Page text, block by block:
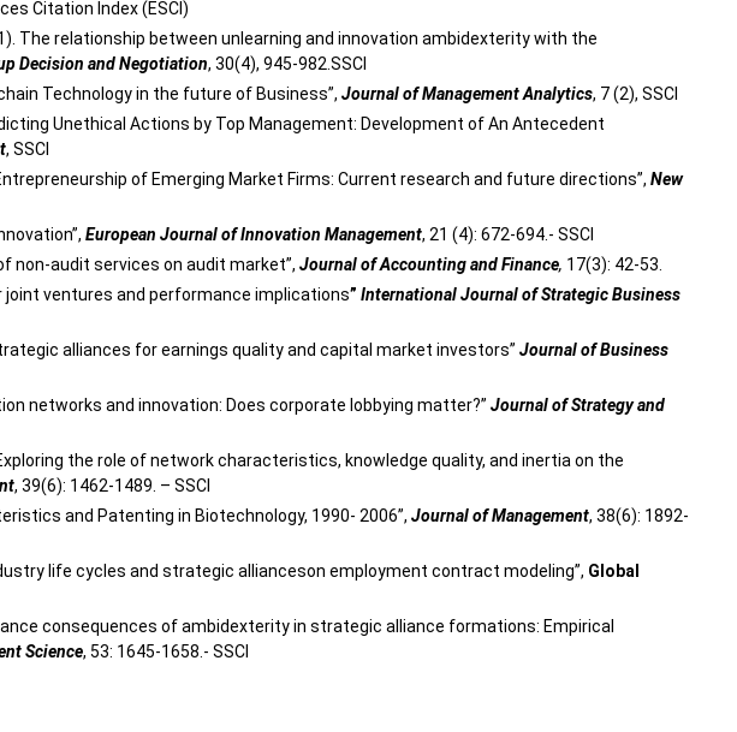
Citation Index (ESCI)
The relationship between unlearning and innovation ambidexterity with the
Decision and Negotiation, 30(4), 945-982.SSCI
Technology in the future of Business”, Journal of Management Analytics, 7 (2), SSCI
Unethical Actions by Top Management: Development of An Antecedent
, SSCI
of Emerging Market Firms: Current research and future directions”, New
European Journal of Innovation Management, 21 (4): 672-694.- SSCI
non-audit services on audit market”, Journal of Accounting and Finance, 17(3): 42-53.
joint ventures and performance implications” International Journal of Strategic Business
alliances for earnings quality and capital market investors” Journal of Business
networks and innovation: Does corporate lobbying matter?” Journal of Strategy and
the role of network characteristics, knowledge quality, and inertia on the
, 39(6): 1462-1489. – SSCI
and Patenting in Biotechnology, 1990- 2006”, Journal of Management, 38(6): 1892-
life cycles and strategic allianceson employment contract modeling”, Global
consequences of ambidexterity in strategic alliance formations: Empirical
Science, 53: 1645-1658.- SSCI